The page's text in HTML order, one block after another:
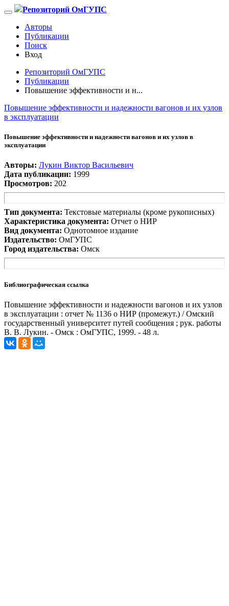
Репозиторий ОмГУПС
Авторы
Публикации
Поиск
Вход
Репозиторий ОмГУПС
Публикации
Повышение эффективности и н...
Повышение эффективности и надежности вагонов и их узлов
в эксплуатации
Повышение эффективности и надежности вагонов и их узлов в
эксплуатации
Авторы: Лукин Виктор Васильевич
Дата публикации: 1999
Просмотров: 202
Тип документа: Текстовые материалы (кроме рукописных)
Характеристика документа: Отчет о НИР
Вид документа: Однотомное издание
Издательство: ОмГУПС
Город издательства: Омск
Библиографическая ссылка
Повышение эффективности и надежности вагонов и их узлов
в эксплуатации : отчет № 1136 о НИР (промежут.) / Омский
государственный университет путей сообщения ; рук. работы
В. В. Лукин. - Омск : ОмГУПС, 1999. - 48 л.